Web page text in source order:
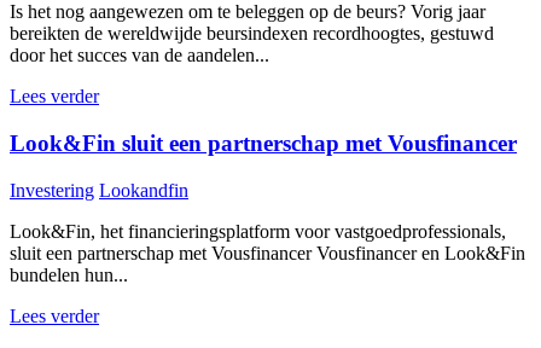
Is het nog aangewezen om te beleggen op de beurs? Vorig jaar
bereikten de wereldwijde beursindexen recordhoogtes, gestuwd
door het succes van de aandelen...
Lees verder
Look&Fin sluit een partnerschap met Vousfinancer
Investering Lookandfin
Look&Fin, het financieringsplatform voor vastgoedprofessionals,
sluit een partnerschap met Vousfinancer Vousfinancer en Look&Fin
bundelen hun...
Lees verder